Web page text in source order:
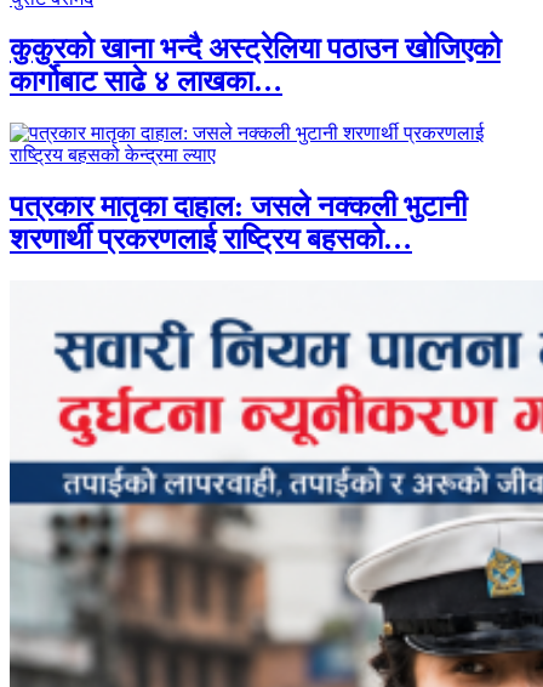
कुकुरको खाना भन्दै अस्ट्रेलिया पठाउन खोजिएको
कार्गोबाट साढे ४ लाखका…
पत्रकार मातृका दाहाल: जसले नक्कली भुटानी
शरणार्थी प्रकरणलाई राष्ट्रिय बहसको…